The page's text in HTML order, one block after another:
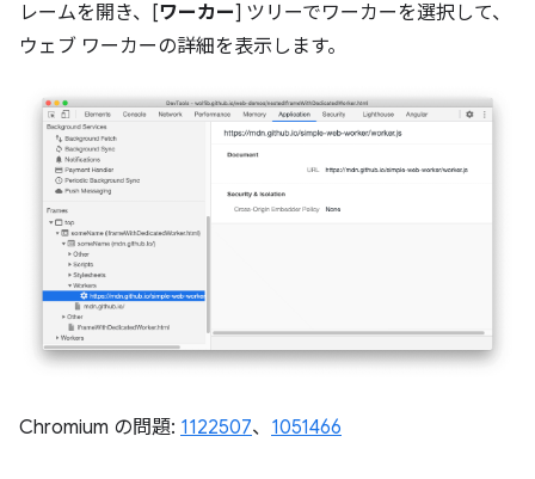
レームを開き、[ワーカー] ツリーでワーカーを選択して、
ウェブ ワーカーの詳細を表示します。
Chromium の問題: 1122507、 1051466